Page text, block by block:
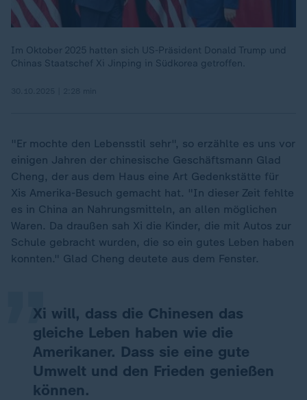
Im Oktober 2025 hatten sich US-Präsident Donald Trump und
Chinas Staatschef Xi Jinping in Südkorea getroffen.
"Er mochte den Lebensstil sehr", so erzählte es uns vor
einigen Jahren der chinesische Geschäftsmann Glad
Cheng, der aus dem Haus eine Art Gedenkstätte für
Xis Amerika-Besuch gemacht hat. "In dieser Zeit fehlte
es in China an Nahrungsmitteln, an allen möglichen
Waren. Da draußen sah Xi die Kinder, die mit Autos zur
Schule gebracht wurden, die so ein gutes Leben haben
konnten." Glad Cheng deutete aus dem Fenster.
Xi will, dass die Chinesen das
gleiche Leben haben wie die
Amerikaner. Dass sie eine gute
Umwelt und den Frieden genießen
können.
„